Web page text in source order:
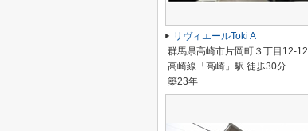
リヴィエールToki A
群馬県高崎市片岡町３丁目12-12
高崎線「高崎」駅 徒歩30分
築23年